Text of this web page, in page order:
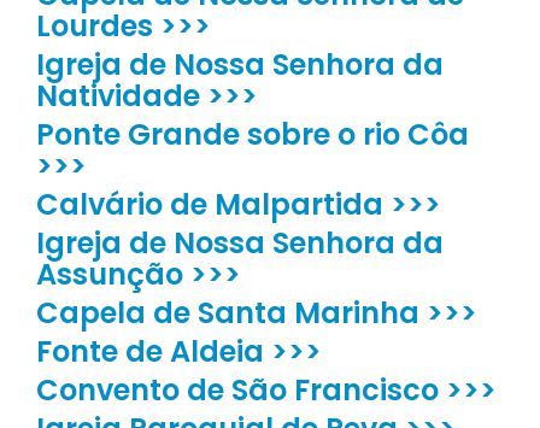
Lourdes >>>
Igreja de Nossa Senhora da
Natividade >>>
Ponte Grande sobre o rio Côa
>>>
Calvário de Malpartida >>>
Igreja de Nossa Senhora da
Assunção >>>
Capela de Santa Marinha >>>
Fonte de Aldeia >>>
Convento de São Francisco >>>